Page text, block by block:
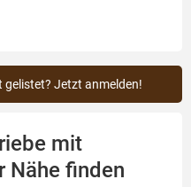
gelistet? Jetzt anmelden!
mit
Nähe finden